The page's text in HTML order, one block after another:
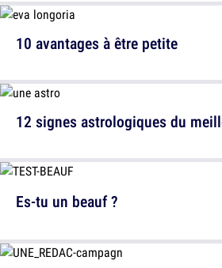
10 avantages à être petite
12 signes astrologiques du
Es-tu un beauf ?